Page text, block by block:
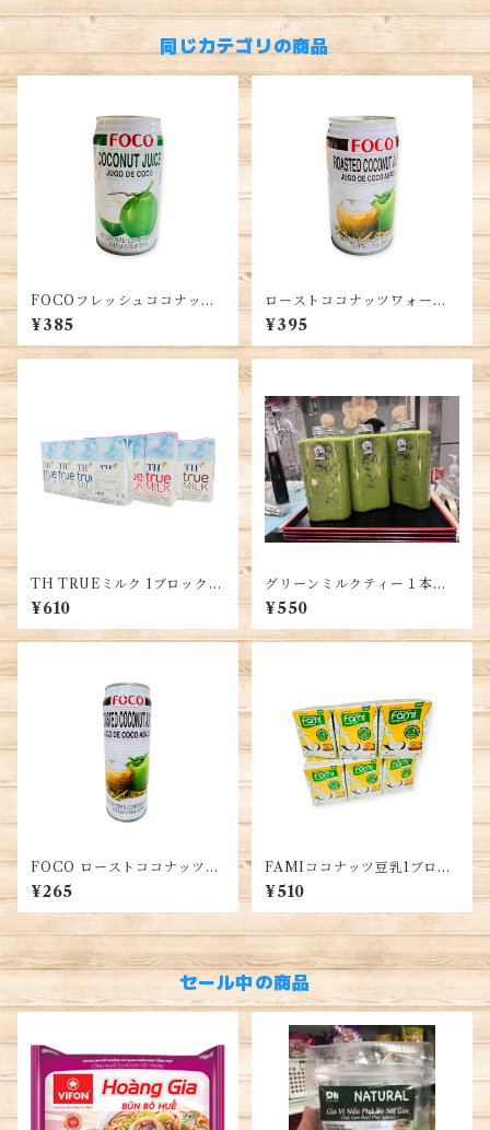
同じカテゴリの商品
FOCOフレッシュココナッツ
ワォーター 350ml 2缶
¥385
ローストココナッツワォータ
ー 350ml 2缶
¥395
TH TRUEミルク 1ブロック(4
箱) ベトナムの人気ブランド・
TH TRUE Milk・Sữa tiệt tr
ùng TH TRUE
¥610
グリーンミルクティー１本・T
hai Green Milk Tea・Tra Su
a Thai Xanh 1 chai
¥550
FOCO ローストココナッツワ
ォーター 520ml 1缶
¥265
FAMIココナッツ豆乳1ブロッ
ク・FAMI Coconut Flavour
Soy Milk・Fami Sữa Dừa
¥510
セール中の商品